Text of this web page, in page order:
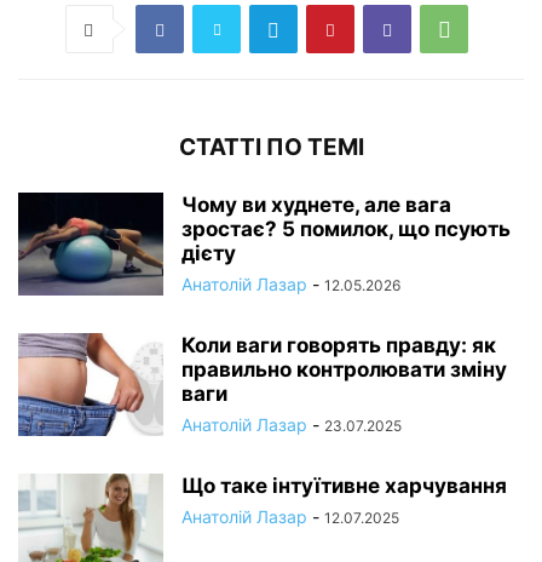
СТАТТІ ПО ТЕМІ
Чому ви худнете, але вага
зростає? 5 помилок, що псують
дієту
Анатолій Лазар - 12.05.2026
Коли ваги говорять правду: як
правильно контролювати зміну
ваги
Анатолій Лазар - 23.07.2025
Що таке інтуїтивне харчування
Анатолій Лазар - 12.07.2025